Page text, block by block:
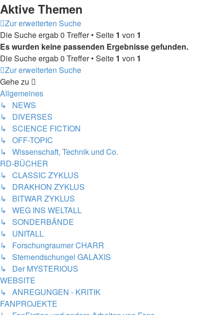
Aktive Themen
Zur erweiterten Suche
Die Suche ergab 0 Treffer • Seite 1 von 1
Es wurden keine passenden Ergebnisse gefunden.
Die Suche ergab 0 Treffer • Seite 1 von 1
Zur erweiterten Suche
Gehe zu
Allgemeines
↳ NEWS
↳ DIVERSES
↳ SCIENCE FICTION
↳ OFF-TOPIC
↳ Wissenschaft, Technik und Co.
RD-BÜCHER
↳ CLASSIC ZYKLUS
↳ DRAKHON ZYKLUS
↳ BITWAR ZYKLUS
↳ WEG INS WELTALL
↳ SONDERBÄNDE
↳ UNITALL
↳ Forschungraumer CHARR
↳ Sternendschungel GALAXIS
↳ Der MYSTERIOUS
WEBSITE
↳ ANREGUNGEN - KRITIK
FANPROJEKTE